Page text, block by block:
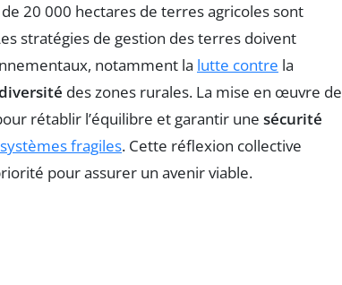
20 000 hectares de terres agricoles sont
stratégies de gestion des terres doivent
notamment la lutte contre la
des zones rurales. La mise en œuvre de
rétablir l’équilibre et garantir une sécurité
fragiles. Cette réflexion collective
pour assurer un avenir viable.